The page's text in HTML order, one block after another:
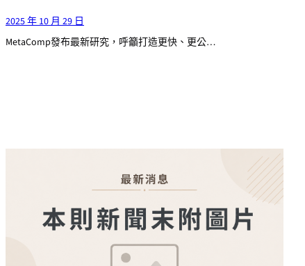
2025 年 10 月 29 日
MetaComp發布最新研究，呼籲打造更快、更公…